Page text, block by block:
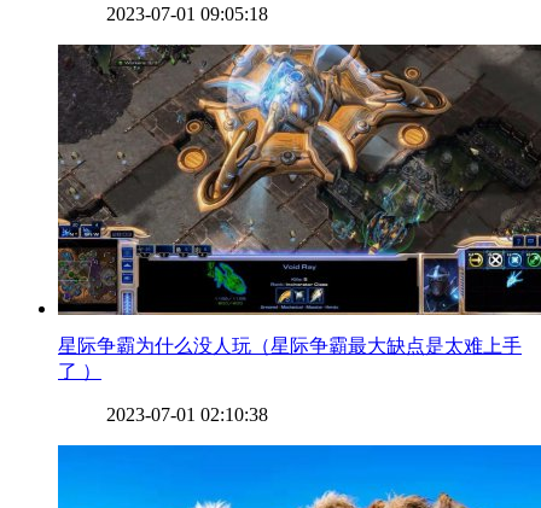
2023-07-01 09:05:18
​星际争霸为什么没人玩（星际争霸最大缺点是太难上手
了 ）
2023-07-01 02:10:38